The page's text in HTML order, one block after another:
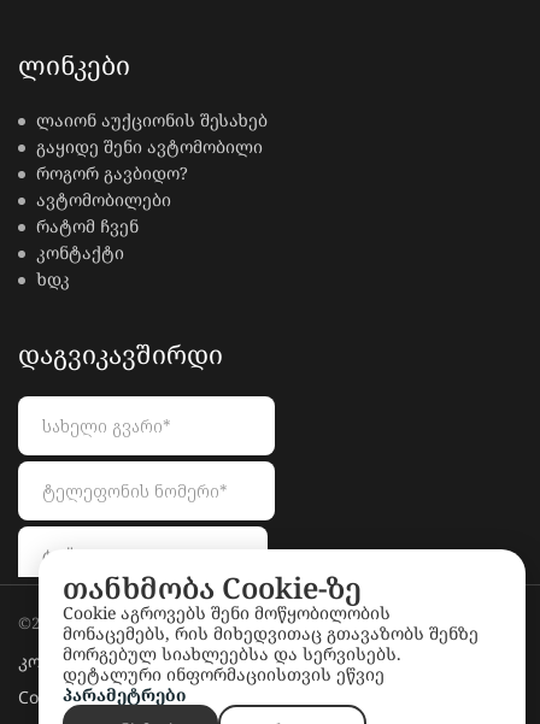
ᲚᲘᲜᲙᲔᲑᲘ
ლაიონ აუქციონის შესახებ
გაყიდე შენი ავტომობილი
როგორ გავბიდო?
ავტომობილები
რატომ ჩვენ
კონტაქტი
ხდკ
ᲓᲐᲒᲕᲘᲙᲐᲕᲨᲘᲠᲓᲘ
©2026LionAuctions.ge. All rights reserved.
კონფიდენციალურობის პოლიტიკა
Cookie პოლიტიკა
თანხმობა Cookie-ზე
Cookie აგროვებს შენი მოწყობილობის
მონაცემებს, რის მიხედვითაც გთავაზობს შენზე
მორგებულ სიახლეებსა და სერვისებს.
დეტალური ინფორმაციისთვის ეწვიე
პარამეტრები